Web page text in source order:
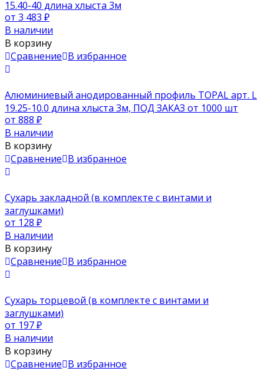
15.40-40 длина хлыста 3м
от 3 483 ₽
В наличии
В корзину
Сравнение В избранное
Алюминиевый анодированный профиль TOPAL арт. L
19.25-10.0 длина хлыста 3м, ПОД ЗАКАЗ от 1000 шт
от 888 ₽
В наличии
В корзину
Сравнение В избранное
Сухарь закладной (в комплекте с винтами и
заглушками)
от 128 ₽
В наличии
В корзину
Сравнение В избранное
Сухарь торцевой (в комплекте с винтами и
заглушками)
от 197₽
В наличии
В корзину
Сравнение В избранное